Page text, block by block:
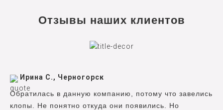
Отзывы наших клиентов
Ирина С., Черногорск
Обратилась в данную компанию, потому что завелись
клопы. Не понятно откуда они появились. Но